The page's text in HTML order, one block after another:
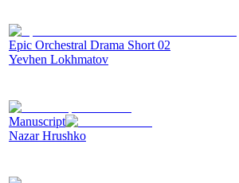
Epic Orchestral Drama Short 02
Yevhen Lokhmatov
Manuscript
Nazar Hrushko